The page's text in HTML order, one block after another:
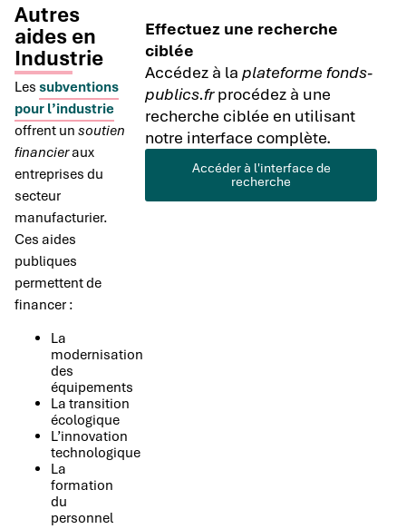
Autres
aides en
Industrie
Les subventions
pour l’industrie
offrent un soutien
financieraux
entreprises du
secteur
manufacturier.
Ces aides
publiques
permettent de
financer :
La
modernisation
des
équipements
La transition
écologique
L’innovation
technologique
La
formation
du
personnel
Effectuez une recherche
ciblée
Accédez à laplateforme fonds-
publics.frprocédez à une
recherche ciblée en utilisant
notre interface complète.
Accéder à l'interface de
recherche